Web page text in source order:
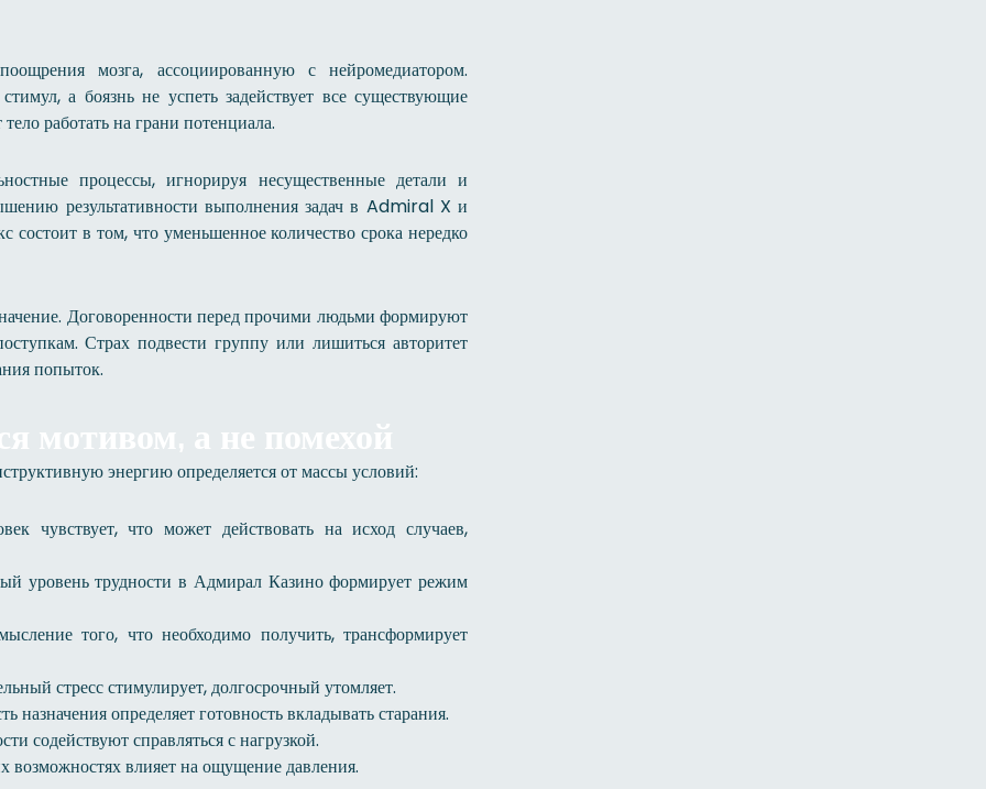
мозга, ассоциированную с нейромедиатором.
а боязнь не успеть задействует все существующие
работать на грани потенциала.
процессы, игнорируя несущественные детали и
результативности выполнения задач в Admiral X и
в том, что уменьшенное количество срока нередко
Договоренности перед прочими людьми формируют
Страх подвести группу или лишиться авторитет
попыток.
мотивом, а не помехой
энергию определяется от массы условий:
чувствует, что может действовать на исход случаев,
уровень трудности в Адмирал Казино формирует режим
того, что необходимо получить, трансформирует
стресс стимулирует, долгосрочный утомляет.
назначения определяет готовность вкладывать старания.
содействуют справляться с нагрузкой.
влияет на ощущение давления.